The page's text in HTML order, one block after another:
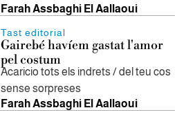
Farah Assbaghi El Aallaoui
Tast editorial
Gairebé havíem gastat l'amor
pel costum
Acaricio tots els indrets / del teu cos
sense sorpreses
Farah Assbaghi El Aallaoui